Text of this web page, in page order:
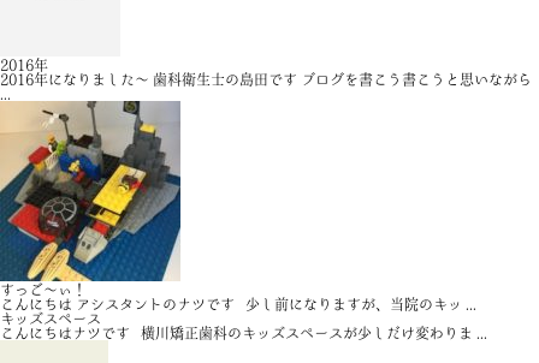
2016年
2016年になりました～ 歯科衛生士の島田です ブログを書こう書こうと思いながら
すっご～ぃ！
こんにちは アシスタントのナツです 少し前になりますが、当院のキッ ...
キッズスペース
こんにちはナツです 横川矯正歯科のキッズスペースが少しだけ変わりま ...